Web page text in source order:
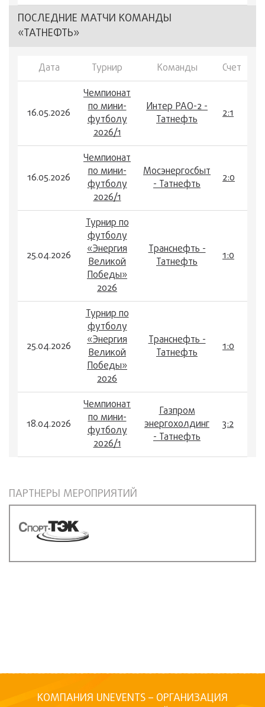
ПОСЛЕДНИЕ МАТЧИ КОМАНДЫ
«ТАТНЕФТЬ»
Дата Турнир Команды Счет
16.05.2026
Чемпионат
по мини-
футболу
2026/1
Интер РАО-2 -
Татнефть
2:1
16.05.2026
Чемпионат
по мини-
футболу
2026/1
Мосэнергосбыт
- Татнефть
2:0
25.04.2026
Турнир по
футболу
«Энергия
Великой
Победы»
2026
Транснефть -
Татнефть
1:0
25.04.2026
Турнир по
футболу
«Энергия
Великой
Победы»
2026
Транснефть -
Татнефть
1:0
18.04.2026
Чемпионат
по мини-
футболу
2026/1
Газпром
энергохолдинг
- Татнефть
3:2
ПАРТНЕРЫ МЕРОПРИЯТИЙ
КОМПАНИЯ UNEVENTS – ОРГАНИЗАЦИЯ